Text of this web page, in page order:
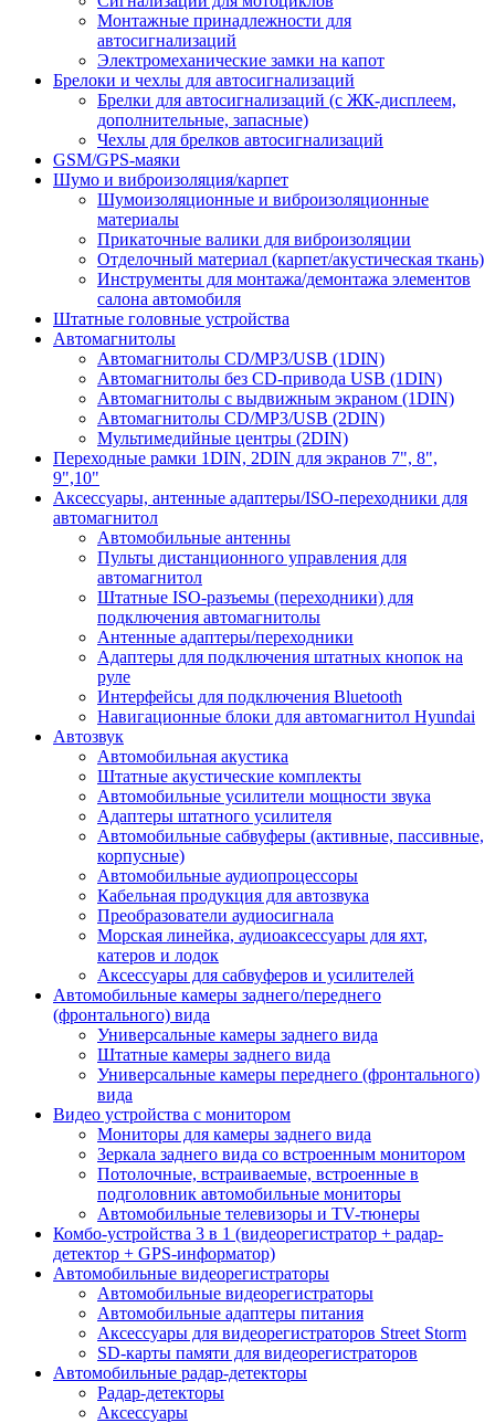
Монтажные принадлежности для
автосигнализаций
Электромеханические замки на капот
Брелоки и чехлы для автосигнализаций
Брелки для автосигнализаций (с ЖК-дисплеем,
дополнительные, запасные)
Чехлы для брелков автосигнализаций
GSM/GPS-маяки
Шумо и виброизоляция/карпет
Шумоизоляционные и виброизоляционные
материалы
Прикаточные валики для виброизоляции
Отделочный материал (карпет/акустическая ткань)
Инструменты для монтажа/демонтажа элементов
салона автомобиля
Штатные головные устройства
Автомагнитолы
Автомагнитолы CD/MP3/USB (1DIN)
Автомагнитолы без CD-привода USB (1DIN)
Автомагнитолы с выдвижным экраном (1DIN)
Автомагнитолы CD/MP3/USB (2DIN)
Мультимедийные центры (2DIN)
Переходные рамки 1DIN, 2DIN для экранов 7", 8",
9",10"
Аксессуары, антенные адаптеры/ISO-переходники для
автомагнитол
Автомобильные антенны
Пульты дистанционного управления для
автомагнитол
Штатные ISO-разъемы (переходники) для
подключения автомагнитолы
Антенные адаптеры/переходники
Адаптеры для подключения штатных кнопок на
руле
Интерфейсы для подключения Bluetooth
Навигационные блоки для автомагнитол Hyundai
Автозвук
Автомобильная акустика
Штатные акустические комплекты
Автомобильные усилители мощности звука
Адаптеры штатного усилителя
Автомобильные сабвуферы (активные, пассивные,
корпусные)
Автомобильные аудиопроцессоры
Кабельная продукция для автозвука
Преобразователи аудиосигнала
Морская линейка, аудиоаксессуары для яхт,
катеров и лодок
Аксессуары для сабвуферов и усилителей
Автомобильные камеры заднего/переднего
(фронтального) вида
Универсальные камеры заднего вида
Штатные камеры заднего вида
Универсальные камеры переднего (фронтального)
вида
Видео устройства c монитором
Мониторы для камеры заднего вида
Зеркала заднего вида со встроенным монитором
Потолочные, встраиваемые, встроенные в
подголовник автомобильные мониторы
Автомобильные телевизоры и TV-тюнеры
Комбо-устройства 3 в 1 (видеорегистратор + радар-
детектор + GPS-информатор)
Автомобильные видеорегистраторы
Автомобильные видеорегистраторы
Автомобильные адаптеры питания
Аксессуары для видеорегистраторов Street Storm
SD-карты памяти для видеорегистраторов
Автомобильные радар-детекторы
Радар-детекторы
Аксессуары